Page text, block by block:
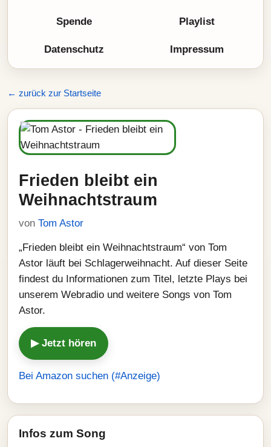
Spende Playlist
Datenschutz Impressum
← zurück zur Startseite
Frieden bleibt ein
Weihnachtstraum
von Tom Astor
„Frieden bleibt ein Weihnachtstraum“ von Tom
Astor läuft bei Schlagerweihnacht. Auf dieser Seite
findest du Informationen zum Titel, letzte Plays bei
unserem Webradio und weitere Songs von Tom
Astor.
▶ Jetzt hören
Bei Amazon suchen (#Anzeige)
Infos zum Song